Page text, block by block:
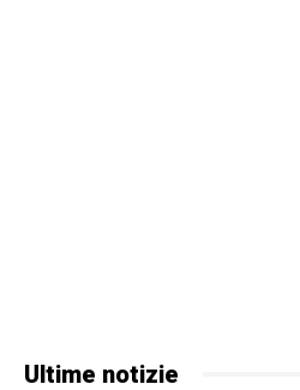
Ultime notizie